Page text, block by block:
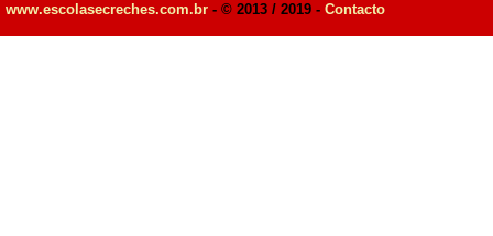
www.escolasecreches.com.br - © 2013 / 2019 - Contacto